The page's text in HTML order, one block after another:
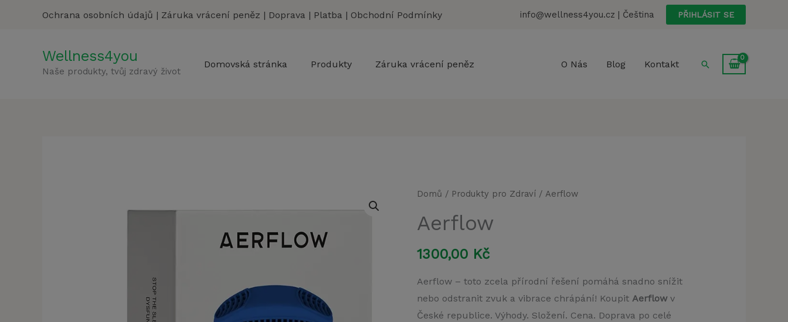
Ochrana osobních údajů | Záruka vrácení peněz | Doprava | Platba | Obchodní Podmínky info@wellness4you.cz | Čeština PŘIHLÁSIT SE
Wellness4you
Naše produkty, tvůj zdravý život
Domovská stránka Produkty Záruka vrácení peněz O Nás Blog Kontakt Hledat
Domů / Produkty pro Zdraví / Aerflow
Aerflow
1300,00 Kč
Aerflow – toto zcela přírodní řešení pomáhá snadno snížit
nebo odstranit zvuk a vibrace chrápání! KoupitAerflowv
České republice. Výhody. Složení. Cena. Doprava po celé